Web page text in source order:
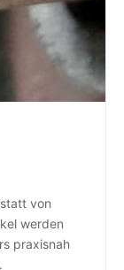
von
werden
praxisnah